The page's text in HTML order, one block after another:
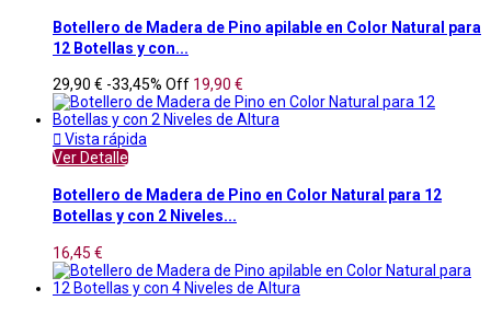
Botellero de Madera de Pino apilable en Color Natural para
12 Botellas y con...
29,90 € -33,45% Off 19,90 €
 Vista rápida
Ver Detalle
Botellero de Madera de Pino en Color Natural para 12
Botellas y con 2 Niveles...
16,45 €